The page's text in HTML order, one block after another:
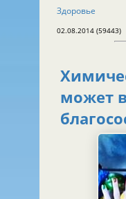
Здоровье
02.08.2014 (59443)
может